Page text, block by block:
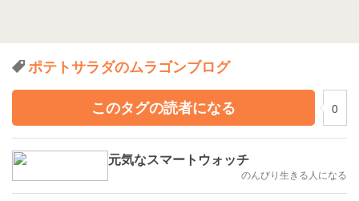
ポテトサラダのムラゴンブログ
このタグの読者になる
0
元気なスマートウォッチ
のんびり生きる人になる